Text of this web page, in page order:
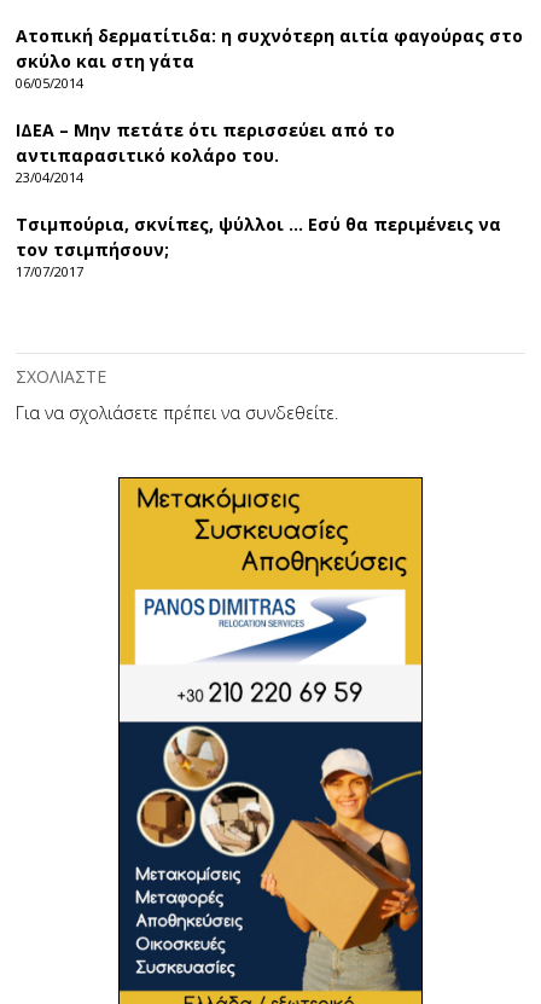
Ατοπική δερματίτιδα: η συχνότερη αιτία φαγούρας στο
σκύλο και στη γάτα
06/05/2014
ΙΔΕΑ – Μην πετάτε ότι περισσεύει από το
αντιπαρασιτικό κολάρο του.
23/04/2014
Τσιμπούρια, σκνίπες, ψύλλοι … Εσύ θα περιμένεις να
τον τσιμπήσουν;
17/07/2017
ΣΧΟΛΙΑΣΤΕ
Για να σχολιάσετε πρέπει να συνδεθείτε.